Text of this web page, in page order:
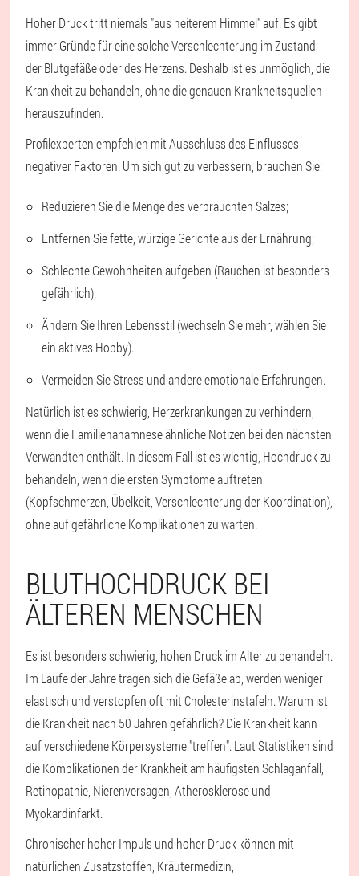
Hoher Druck tritt niemals "aus heiterem Himmel" auf. Es gibt
immer Gründe für eine solche Verschlechterung im Zustand
der Blutgefäße oder des Herzens. Deshalb ist es unmöglich, die
Krankheit zu behandeln, ohne die genauen Krankheitsquellen
herauszufinden.
Profilexperten empfehlen mit Ausschluss des Einflusses
negativer Faktoren. Um sich gut zu verbessern, brauchen Sie:
Reduzieren Sie die Menge des verbrauchten Salzes;
Entfernen Sie fette, würzige Gerichte aus der Ernährung;
Schlechte Gewohnheiten aufgeben (Rauchen ist besonders
gefährlich);
Ändern Sie Ihren Lebensstil (wechseln Sie mehr, wählen Sie
ein aktives Hobby).
Vermeiden Sie Stress und andere emotionale Erfahrungen.
Natürlich ist es schwierig, Herzerkrankungen zu verhindern,
wenn die Familienanamnese ähnliche Notizen bei den nächsten
Verwandten enthält. In diesem Fall ist es wichtig, Hochdruck zu
behandeln, wenn die ersten Symptome auftreten
(Kopfschmerzen, Übelkeit, Verschlechterung der Koordination),
ohne auf gefährliche Komplikationen zu warten.
BLUTHOCHDRUCK BEI
ÄLTEREN MENSCHEN
Es ist besonders schwierig, hohen Druck im Alter zu behandeln.
Im Laufe der Jahre tragen sich die Gefäße ab, werden weniger
elastisch und verstopfen oft mit Cholesterinstafeln. Warum ist
die Krankheit nach 50 Jahren gefährlich? Die Krankheit kann
auf verschiedene Körpersysteme "treffen". Laut Statistiken sind
die Komplikationen der Krankheit am häufigsten Schlaganfall,
Retinopathie, Nierenversagen, Atherosklerose und
Myokardinfarkt.
Chronischer hoher Impuls und hoher Druck können mit
natürlichen Zusatzstoffen, Kräutermedizin,